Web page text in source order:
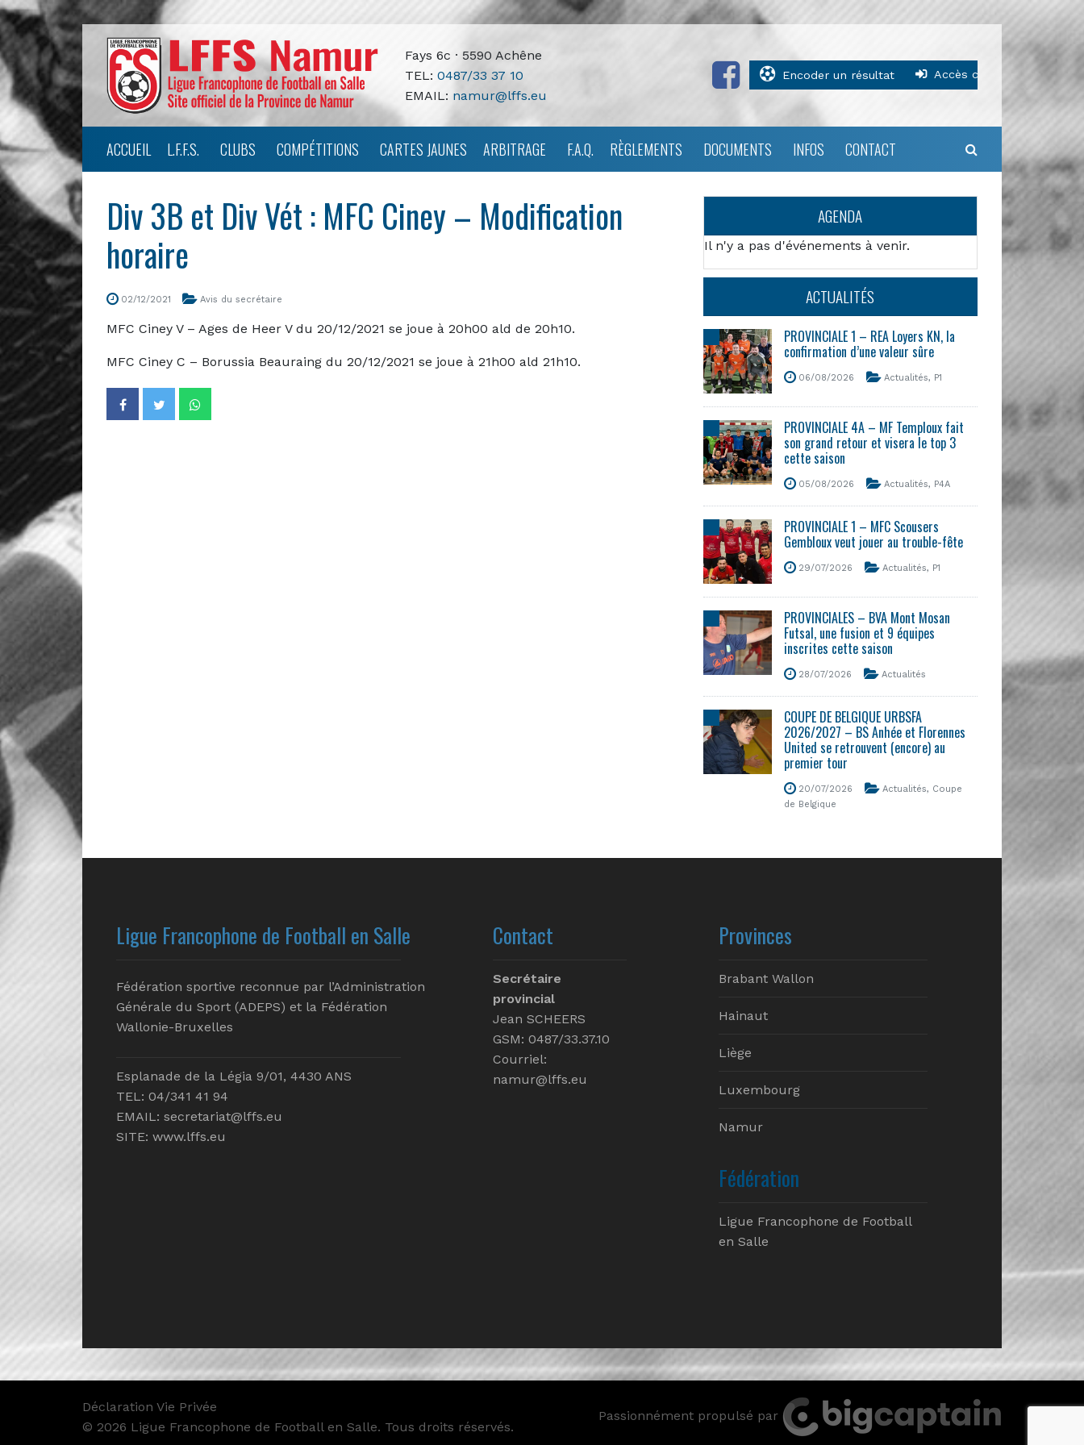
Fays 6c · 5590 Achêne
TEL: 0487/33 37 10
EMAIL: namur@lffs.eu
Encoder un résultat Accès clubs
ACCUEIL L.F.F.S. CLUBS COMPÉTITIONS CARTES JAUNES ARBITRAGE F.A.Q. RÈGLEMENTS DOCUMENTS INFOS CONTACT
Div 3B et Div Vét : MFC Ciney – Modification
horaire
02/12/2021 Avis du secrétaire
MFC Ciney V – Ages de Heer V du 20/12/2021 se joue à 20h00 ald de 20h10.
MFC Ciney C – Borussia Beauraing du 20/12/2021 se joue à 21h00 ald 21h10.
AGENDA
Il n'y a pas d'événements à venir.
ACTUALITÉS
PROVINCIALE 1 – REA Loyers KN, la
confirmation d’une valeur sûre
06/08/2026 Actualités, P1
PROVINCIALE 4A – MF Temploux fait
son grand retour et visera le top 3
cette saison
05/08/2026 Actualités, P4A
PROVINCIALE 1 – MFC Scousers
Gembloux veut jouer au trouble-fête
29/07/2026 Actualités, P1
PROVINCIALES – BVA Mont Mosan
Futsal, une fusion et 9 équipes
inscrites cette saison
28/07/2026 Actualités
COUPE DE BELGIQUE URBSFA
2026/2027 – BS Anhée et Florennes
United se retrouvent (encore) au
premier tour
20/07/2026 Actualités, Coupe
de Belgique
Ligue Francophone de Football en Salle
Fédération sportive reconnue par l’Administration
Générale du Sport (ADEPS) et la Fédération
Wallonie-Bruxelles
Esplanade de la Légia 9/01, 4430 ANS
TEL: 04/341 41 94
EMAIL: secretariat@lffs.eu
SITE: www.lffs.eu
Contact
Secrétaire
provincial
Jean SCHEERS
GSM: 0487/33.37.10
Courriel:
namur@lffs.eu
Provinces
Brabant Wallon
Hainaut
Liège
Luxembourg
Namur
Fédération
Ligue Francophone de Football
en Salle
Déclaration Vie Privée
© 2026 Ligue Francophone de Football en Salle. Tous droits réservés.
Passionnément propulsé par